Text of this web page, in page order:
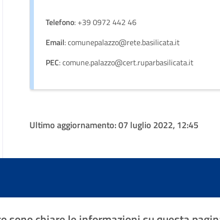
Telefono: +39 0972 442 46
Email: comunepalazzo@rete.basilicata.it
PEC: comune.palazzo@cert.ruparbasilicata.it
Ultimo aggiornamento:07 luglio 2022, 12:45